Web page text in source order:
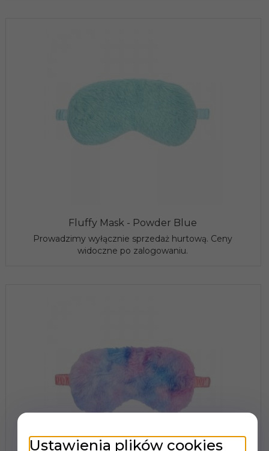
Fluffy Mask - Powder Blue
Prowadzimy wyłącznie sprzedaż hurtową. Ceny
widoczne po zalogowaniu.
Ustawienia plików cookies